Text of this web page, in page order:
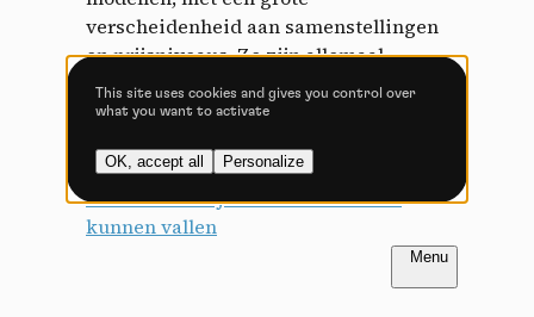
FR NL
verscheidenheid aan samenstellingen
en prijsniveaus. Ze zijn allemaal
gebaseerd op hetzelfde frame.
Onze test:Test | Megamo Track: de
outsider waar je wel eens voor zou
kunnen vallen
site and increase its visibility.
Vimeo disallowed -This service can
Allow Deny
YouTube disallowed
install 4 cookies.
Allow Deny
This site uses cookies and gives you control over
what you want to activate
OK, accept all Personalize